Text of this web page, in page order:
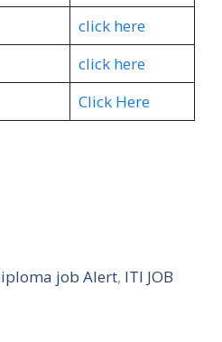
click here
click here
Click Here
job Alert, ITI JOB